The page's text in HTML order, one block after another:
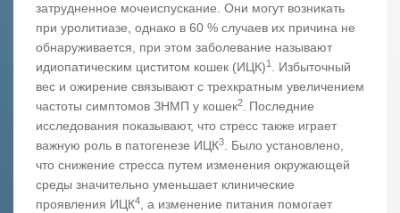
затрудненное мочеиспускание. Они могут возникать
при уролитиазе, однако в 60 % случаев их причина не
обнаруживается, при этом заболевание называют
идиопатическим циститом кошек (ИЦК)1 . Избыточный
вес и ожирение связывают с трехкратным увеличением
частоты симптомов ЗНМП у кошек2. Последние
исследования показывают, что стресс также играет
важную роль в патогенезе ИЦК3. Было установлено,
что снижение стресса путем изменения окружающей
среды значительно уменьшает клинические
проявления ИЦК4, а изменение питания помогает